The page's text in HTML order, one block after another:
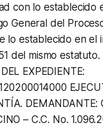
con lo establecido
General del
lo establecido en el
del mismo estatuto.
EXPEDIENTE:
DEMANDANTE:
– C.C. No.